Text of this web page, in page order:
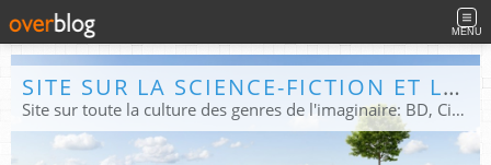
MENU
SITE SUR LA SCIENCE-FICTION ET LE FANTASTIQUE
Site sur toute la culture des genres de l'imaginaire: BD, Cinéma, Livre, Jeux, Théâtre. Présent dans les principaux festivals de film fantastique e de science-fiction, salons et conventions.